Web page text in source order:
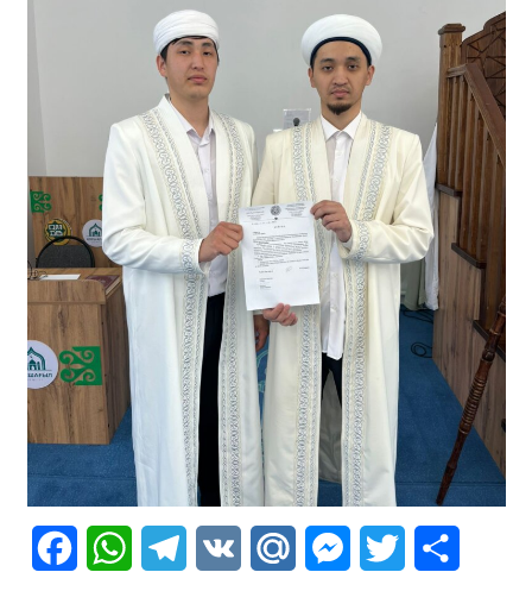
FacebookWhatsAppTelegram
VK Mail.Ru Messenger
Twitter